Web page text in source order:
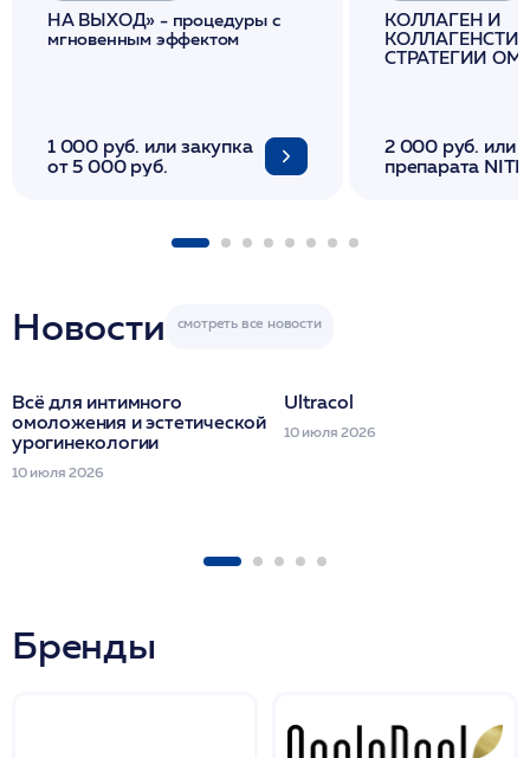
НА ВЫХОД» - процедуры с
мгновенным эффектом
1 000 руб. или закупка
от 5 000 руб.
КОЛЛАГЕН И
СТРАТЕГИИ
2 000 руб. или
препарата
Новости
Всё для интимного
омоложения и эстетической
урогинекологии
10 июля 2026
Ultracol
10 июля 2026
Бренды